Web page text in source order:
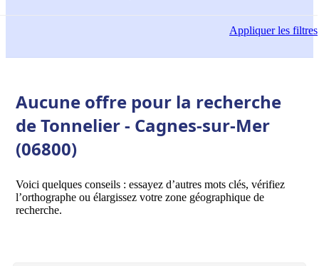
Appliquerles filtres
Aucune offre pour la recherche
de Tonnelier - Cagnes-sur-Mer
(06800)
Voici quelques conseils : essayez d’autres mots clés, vérifiez
l’orthographe ou élargissez votre zone géographique de
recherche.